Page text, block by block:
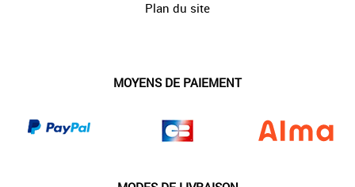
Plan du site
MOYENS DE PAIEMENT